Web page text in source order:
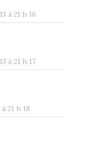
à 21 h 16
à 21 h 17
21 h 18